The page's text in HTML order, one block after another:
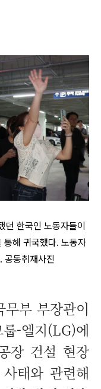
던 한국인 노동자들이
통해 귀국했다. 노동자
공동취재사진
부 부장관이
-엘지(LG)에
장 건설 현장
태와 관련해